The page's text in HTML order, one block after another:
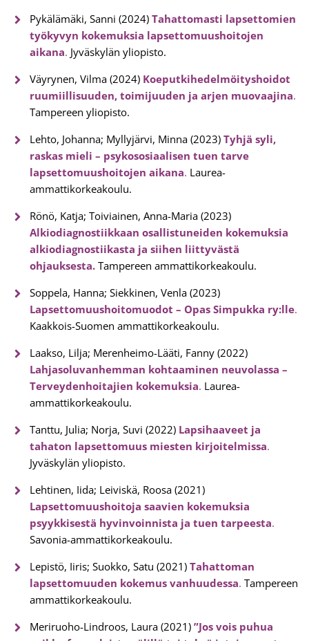
Pykälämäki, Sanni (2024) Tahattomasti lapsettomien
työkyvyn kokemuksia lapsettomuushoitojen
aikana. Jyväskylän yliopisto.
Väyrynen, Vilma (2024) Koeputkihedelmöityshoidot
ruumiillisuuden, toimijuuden ja arjen muovaajina.
Tampereen yliopisto.
Lehto, Johanna; Myllyjärvi, Minna (2023) Tyhjä syli,
raskas mieli – psykososiaalisen tuen tarve
lapsettomuushoitojen aikana. Laurea-
ammattikorkeakoulu.
Rönö, Katja; Toiviainen, Anna-Maria (2023)
Alkiodiagnostiikkaan osallistuneiden kokemuksia
alkiodiagnostiikasta ja siihen liittyvästä
ohjauksesta. Tampereen ammattikorkeakoulu.
Soppela, Hanna; Siekkinen, Venla (2023)
Lapsettomuushoitomuodot – Opas Simpukka ry:lle.
Kaakkois-Suomen ammattikorkeakoulu.
Laakso, Lilja; Merenheimo-Lääti, Fanny (2022)
Lahjasoluvanhemman kohtaaminen neuvolassa –
Terveydenhoitajien kokemuksia. Laurea-
ammattikorkeakoulu.
Tanttu, Julia; Norja, Suvi (2022) Lapsihaaveet ja
tahaton lapsettomuus miesten kirjoitelmissa.
Jyväskylän yliopisto.
Lehtinen, Iida; Leiviskä, Roosa (2021)
Lapsettomuushoitoja saavien kokemuksia
psyykkisestä hyvinvoinnista ja tuen tarpeesta.
Savonia-ammattikorkeakoulu.
Lepistö, Iiris; Suokko, Satu (2021) Tahattoman
lapsettomuuden kokemus vanhuudessa. Tampereen
ammattikorkeakoulu.
Meriruoho-Lindroos, Laura (2021) ”Jos vois puhua